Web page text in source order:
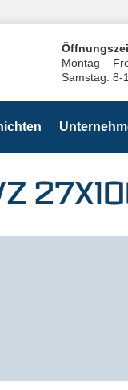
Montag –
Samstag: 8-